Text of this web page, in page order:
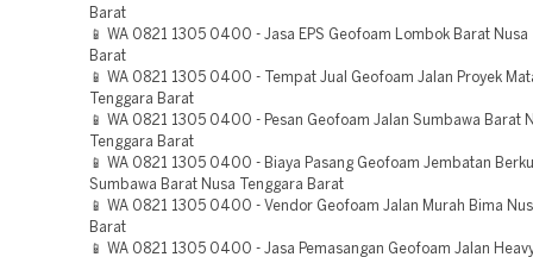
Barat
📱 WA 0821 1305 0400 - Jasa EPS Geofoam Lombok Barat Nusa
Barat
📱 WA 0821 1305 0400 - Tempat Jual Geofoam Jalan Proyek
Tenggara Barat
📱 WA 0821 1305 0400 - Pesan Geofoam Jalan Sumbawa Barat
Tenggara Barat
📱 WA 0821 1305 0400 - Biaya Pasang Geofoam Jembatan
Sumbawa Barat Nusa Tenggara Barat
📱 WA 0821 1305 0400 - Vendor Geofoam Jalan Murah Bima
Barat
📱 WA 0821 1305 0400 - Jasa Pemasangan Geofoam Jalan